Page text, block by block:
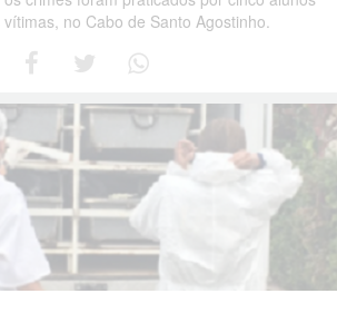
no Cabo de Santo Agostinho.